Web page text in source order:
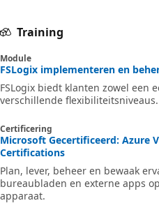
Training
Module
FSLogix implementeren en
FSLogix biedt klanten zowel een
verschillende flexibiliteitsniveaus.
Certificering
Microsoft Gecertificeerd: Azure
Certifications
Plan, lever, beheer en bewaak
bureaubladen en externe apps
apparaat.